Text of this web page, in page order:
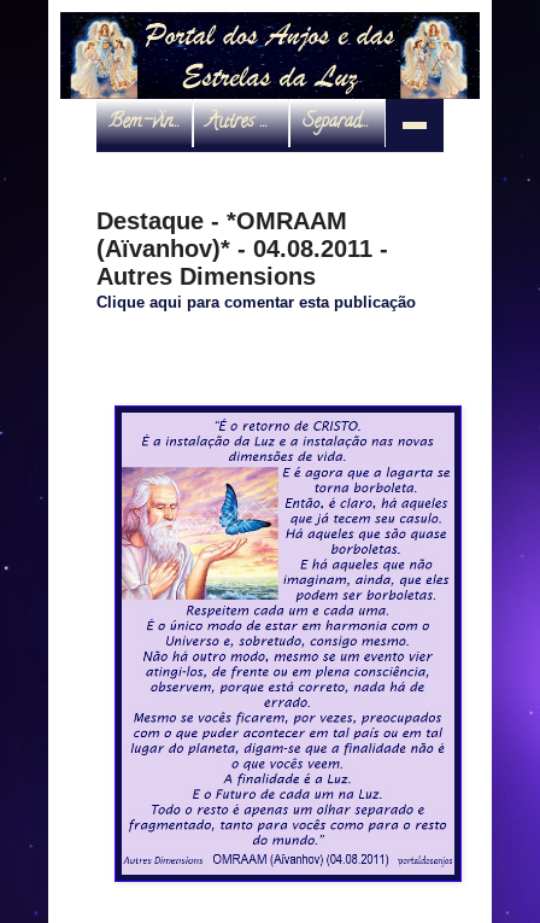
Bem-vindo Autres Dimensions Separadas por interveniente
Destaque - *OMRAAM
(Aïvanhov)* - 04.08.2011 -
Autres Dimensions
Clique aqui para comentar esta publicação